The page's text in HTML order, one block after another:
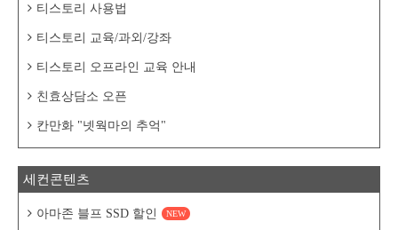
티스토리 사용법
티스토리 교육/과외/강좌
티스토리 오프라인 교육 안내
친효상담소 오픈
칸만화 "넷웍마의 추억"
세컨콘텐츠
아마존 블프 SSD 할인 NEW